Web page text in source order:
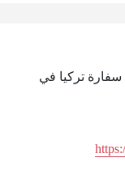
سفارة تركيا في